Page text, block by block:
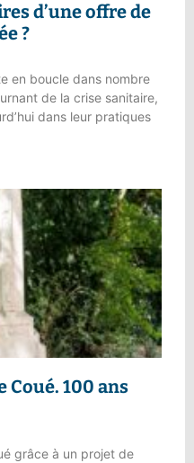
d’une offre de
?
en boucle dans nombre
de la crise sanitaire,
dans leur pratiques
Coué. 100 ans
grâce à un projet de